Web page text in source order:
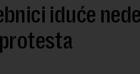
iduće